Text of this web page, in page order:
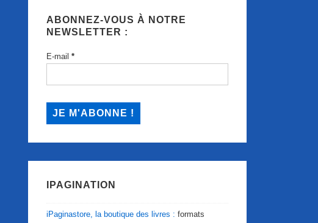
ABONNEZ-VOUS À NOTRE
NEWSLETTER :
E-mail*
IPAGINATION
iPaginastore, la boutique des livres : formats